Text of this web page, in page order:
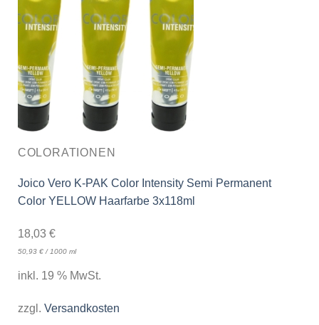
COLORATIONEN
Joico Vero K-PAK Color Intensity Semi Permanent
Color YELLOW Haarfarbe 3x118ml
18,03 €
50,93 €/ 1000 ml
inkl. 19 % MwSt.
zzgl. Versandkosten